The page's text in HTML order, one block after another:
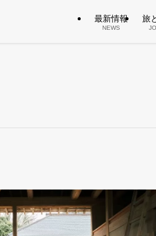
最新情報
NEWS
旅